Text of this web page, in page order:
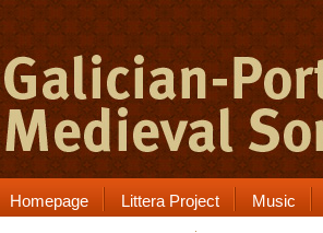
Homepage Littera Project Music